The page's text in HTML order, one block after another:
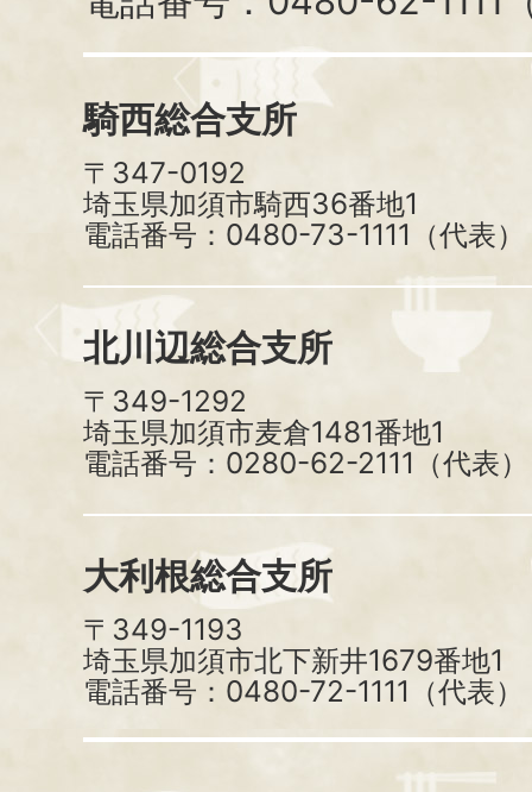
騎西総合支所
〒347-0192
埼玉県加須市騎西36番地1
電話番号：0480-73-1111（代表）
北川辺総合支所
〒349-1292
埼玉県加須市麦倉1481番地1
電話番号：0280-62-2111（代表）
大利根総合支所
〒349-1193
埼玉県加須市北下新井1679番地1
電話番号：0480-72-1111（代表）